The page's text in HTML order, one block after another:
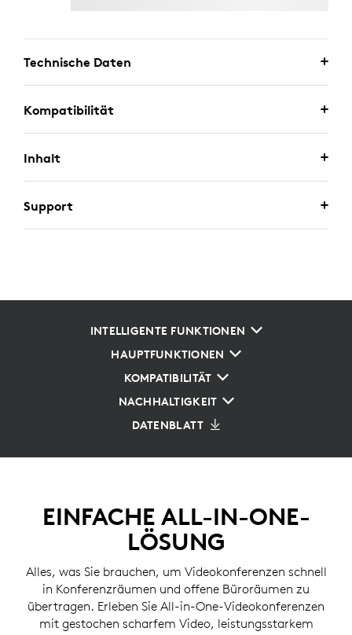
Technische Daten
Kompatibilität
Inhalt
Support
INTELLIGENTE FUNKTIONEN
HAUPTFUNKTIONEN
KOMPATIBILITÄT
NACHHALTIGKEIT
DATENBLATT
EINFACHE ALL-IN-ONE-
LÖSUNG
Alles, was Sie brauchen, um Videokonferenzen schnell
in Konferenzräumen und offene Büroräumen zu
übertragen. Erleben Sie All-in-One-Videokonferenzen
mit gestochen scharfem Video, leistungsstarkem